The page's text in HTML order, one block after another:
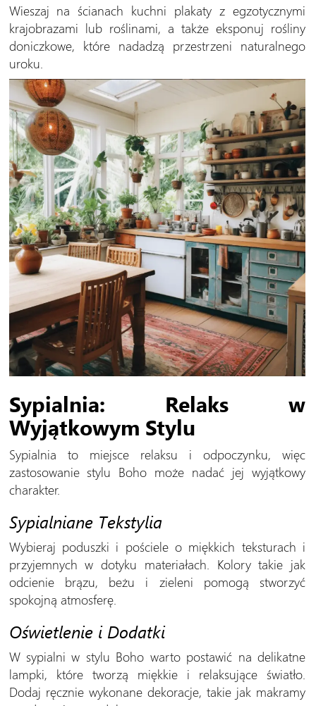
Wieszaj na ścianach kuchni plakaty z egzotycznymi
krajobrazami lub roślinami, a także eksponuj rośliny
doniczkowe, które nadadzą przestrzeni naturalnego
uroku.
Sypialnia: Relaks w
Wyjątkowym Stylu
Sypialnia to miejsce relaksu i odpoczynku, więc
zastosowanie stylu Boho może nadać jej wyjątkowy
charakter.
Sypialniane Tekstylia
Wybieraj poduszki i pościele o miękkich teksturach i
przyjemnych w dotyku materiałach. Kolory takie jak
odcienie brązu, beżu i zieleni pomogą stworzyć
spokojną atmosferę.
Oświetlenie i Dodatki
W sypialni w stylu Boho warto postawić na delikatne
lampki, które tworzą miękkie i relaksujące światło.
Dodaj ręcznie wykonane dekoracje, takie jak makramy